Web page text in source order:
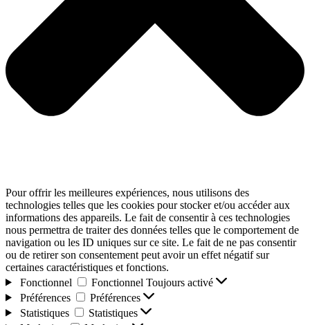
Pour offrir les meilleures expériences, nous utilisons des
technologies telles que les cookies pour stocker et/ou accéder aux
informations des appareils. Le fait de consentir à ces technologies
nous permettra de traiter des données telles que le comportement de
navigation ou les ID uniques sur ce site. Le fait de ne pas consentir
ou de retirer son consentement peut avoir un effet négatif sur
certaines caractéristiques et fonctions.
Fonctionnel
Fonctionnel Toujours activé
Préférences
Préférences
Statistiques
Statistiques